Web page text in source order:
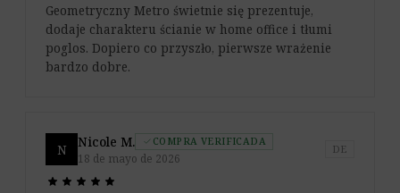
Geometryczny Metro świetnie się prezentuje,
dodaje charakteru ścianie w home office i tłumi
poglos. Dopiero co przyszło, pierwsze wrażenie
bardzo dobre.
N Nicole M. check COMPRA VERIFICADA
18 de mayo de 2026
DE
star star star star star
star star star star star